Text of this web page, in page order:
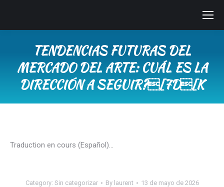
TENDENCIAS FUTURAS DEL
MERCADO DEL ARTE: CUÁL ES LA
DIRECCIÓN A SEGUIR?[7D[K
Traduction en cours (Español)…
Category: Sin categorizar By laurent 13 de mayo de 2026